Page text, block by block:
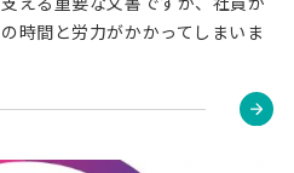
時間と労力がかかってしまいま